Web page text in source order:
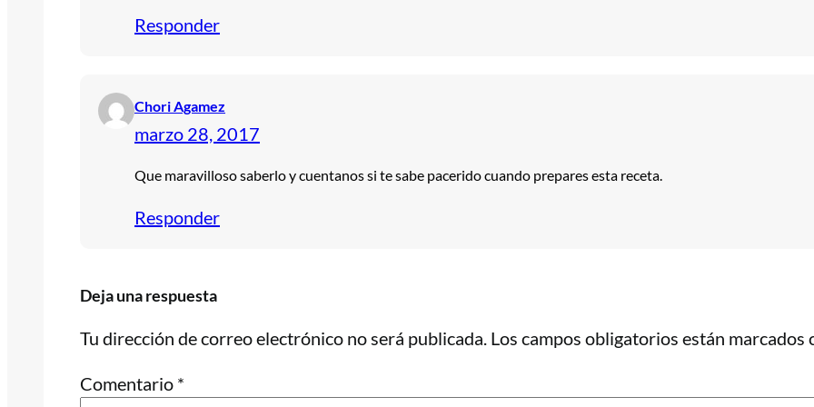
Responder
Chori Agamez
marzo 28, 2017
Que maravilloso saberlo y cuentanos si te sabe pacerido cuando prepares esta receta.
Responder
Deja una respuesta
Tu dirección de correo electrónico no será publicada. Los campos obligatorios están marcados
Comentario *